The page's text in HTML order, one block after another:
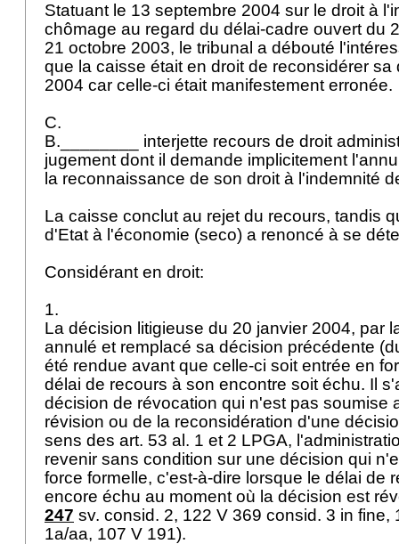
Statuant le 13 septembre 2004 sur le droit à
chômage au regard du délai-cadre ouvert du
21 octobre 2003, le tribunal a débouté
que la caisse était en droit de reconsidérer
2004 car celle-ci était manifestement erronée.
C.
B.________ interjette recours de droit
jugement dont il demande implicitement
la reconnaissance de son droit à l'indemnité
La caisse conclut au rejet du recours, tandis
d'Etat à l'économie (seco) a renoncé à se
Considérant en droit:
1.
La décision litigieuse du 20 janvier 2004, par
annulé et remplacé sa décision précédente
été rendue avant que celle-ci soit entrée en
délai de recours à son encontre soit échu. Il
décision de révocation qui n'est pas soumise
révision ou de la reconsidération d'une
sens des art. 53 al. 1 et 2 LPGA,
revenir sans condition sur une décision qui
force formelle, c'est-à-dire lorsque le délai de
encore échu au moment où la décision est
247 sv. consid. 2, 122 V 369 consid. 3 in fine,
1a/aa, 107 V 191).